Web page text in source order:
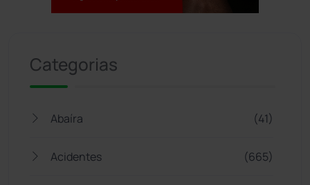
Categorias
Abaíra (41)
Acidentes (665)